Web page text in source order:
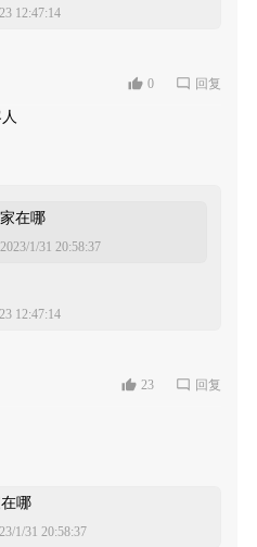
12:47:14
0 回复
在哪
2023/1/31 20:58:37
12:47:14
23 回复
哪
1/31 20:58:37